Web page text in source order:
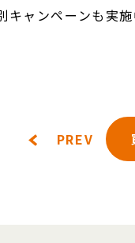
ャンペーンも実
PREV